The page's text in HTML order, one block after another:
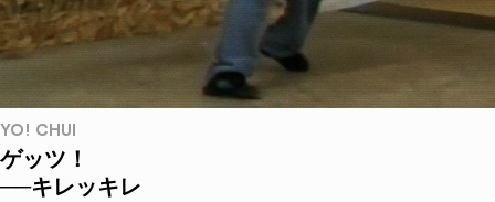
YO! CHUI
ゲッツ！
──キレッキレ